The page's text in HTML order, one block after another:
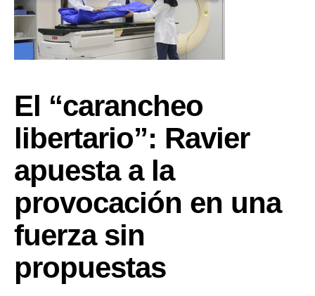
El “carancheo
libertario”: Ravier
apuesta a la
provocación en una
fuerza sin
propuestas